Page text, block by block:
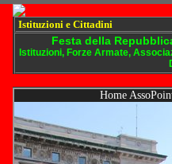
Istituzioni e Cittadini
Festa della
Istituzioni, Forze Armate,